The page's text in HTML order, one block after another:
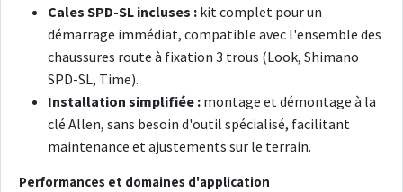
Cales SPD-SL incluses : kit complet pour un
démarrage immédiat, compatible avec l'ensemble des
chaussures route à fixation 3 trous (Look, Shimano
SPD-SL, Time).
Installation simplifiée : montage et démontage à la
clé Allen, sans besoin d'outil spécialisé, facilitant
maintenance et ajustements sur le terrain.
Performances et domaines d'application